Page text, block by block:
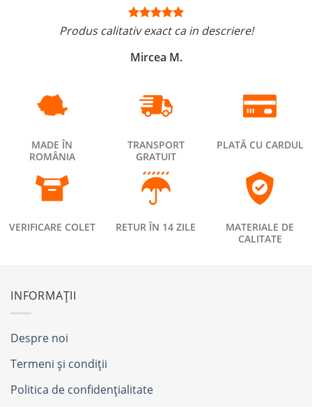
Produs calitativ exact ca in descriere!
Mircea M.
MADE ÎN
ROMÂNIA
TRANSPORT
GRATUIT
PLATĂ CU CARDUL
VERIFICARE COLET RETUR ÎN 14 ZILE
MATERIALE DE
CALITATE
INFORMAȚII
Despre noi
Termeni și condiții
Politica de confidențialitate